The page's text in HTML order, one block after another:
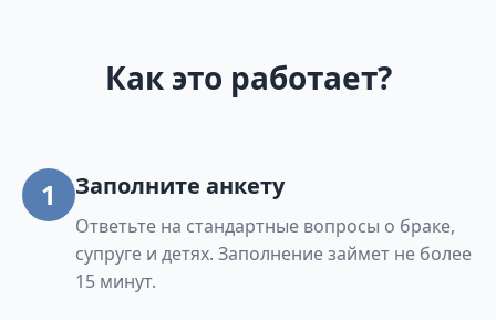
Как это работает?
1 Заполните анкету
Ответьте на стандартные вопросы о браке,
супруге и детях. Заполнение займет не более
15 минут.